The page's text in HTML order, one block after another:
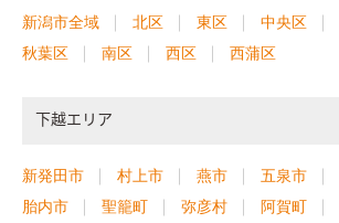
新潟市全域 北区 東区 中央区
秋葉区
南区 西区 西蒲区
下越エリア
新発田市 村上市 燕市 五泉市
胎内市
聖籠町 弥彦村 阿賀町